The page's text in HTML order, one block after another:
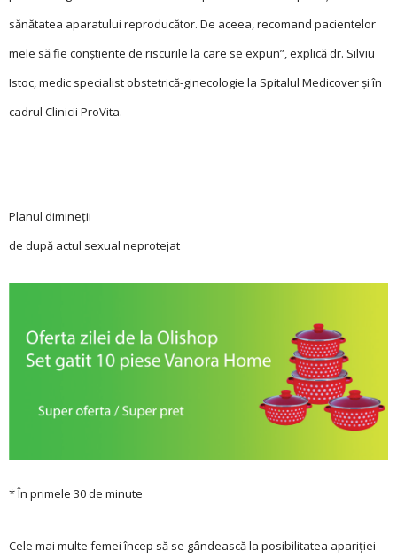
sănătatea aparatului reproducător. De aceea, recomand pacientelor
mele să fie conștiente de riscurile la care se expun”, explică dr. Silviu
Istoc, medic specialist obstetrică-ginecologie la Spitalul Medicover și în
cadrul Clinicii ProVita.
Planul dimineții
de după actul sexual neprotejat
* În primele 30 de minute
Cele mai multe femei încep să se gândească la posibilitatea apariției